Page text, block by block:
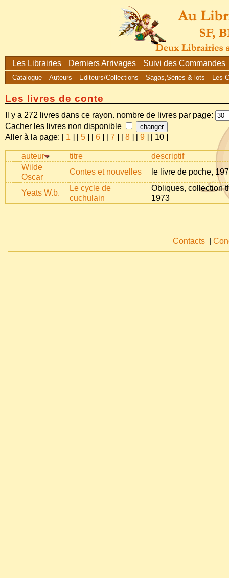
Les Librairies Derniers Arrivages Suivi des Commandes
Catalogue Auteurs Editeurs/Collections Sagas,Séries & lots Les
Les livres de conte
Il y a 272 livres dans ce rayon. nombre de livres par page:
Cacher les livres non disponible
Aller à la page: [ 1 ] [ 5 ] [6 ] [7 ] [8 ] [9 ] [ 10 ]
auteur titre
descriptif
Wilde
Oscar
Contes et nouvelles le livre de poche,
Yeats W.b.
Le cycle de
cuchulain
Obliques, collection
1973
Contacts |